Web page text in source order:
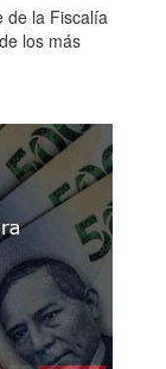
de la Fiscalía
los más